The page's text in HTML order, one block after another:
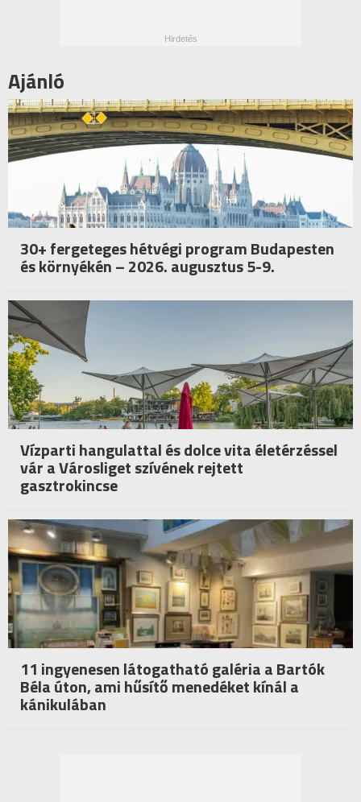
Ajánló
30+ fergeteges hétvégi program Budapesten
és környékén – 2026. augusztus 5-9.
Vízparti hangulattal és dolce vita életérzéssel
vár a Városliget szívének rejtett
gasztrokincse
11 ingyenesen látogatható galéria a Bartók
Béla úton, ami hűsítő menedéket kínál a
kánikulában